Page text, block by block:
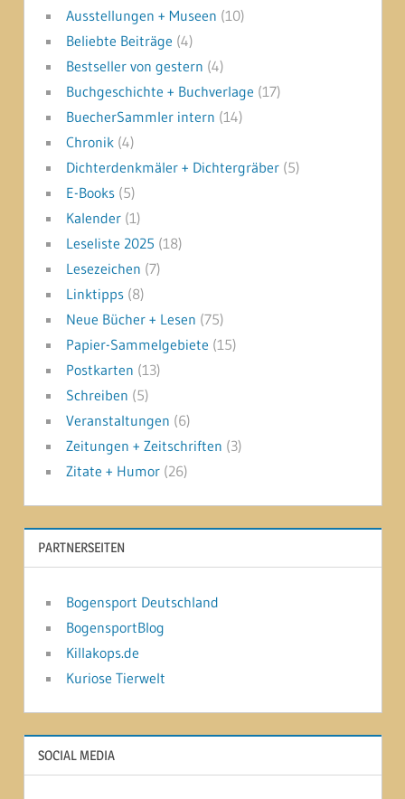
Ausstellungen + Museen (10)
Beliebte Beiträge (4)
Bestseller von gestern (4)
Buchgeschichte + Buchverlage (17)
BuecherSammler intern (14)
Chronik(4)
Dichterdenkmäler + Dichtergräber(5)
E-Books(5)
Kalender(1)
Leseliste 2025 (18)
Lesezeichen (7)
Linktipps(8)
Neue Bücher + Lesen (75)
Papier-Sammelgebiete (15)
Postkarten (13)
Schreiben (5)
Veranstaltungen (6)
Zeitungen + Zeitschriften (3)
Zitate + Humor(26)
PARTNERSEITEN
Bogensport Deutschland
BogensportBlog
Killakops.de
Kuriose Tierwelt
SOCIAL MEDIA